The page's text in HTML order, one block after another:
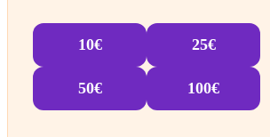
10€ 25€
50€ 100€